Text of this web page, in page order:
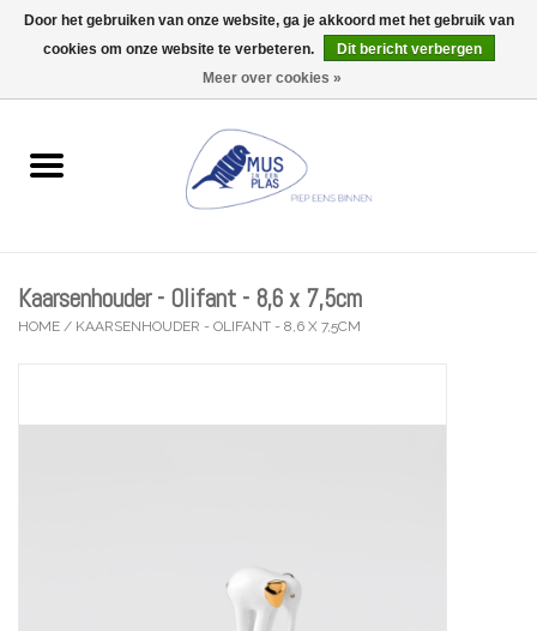
0 Artikelen - €0,00
Wenskaarten
Lifestyle
Kaarsenhouder - Olifant - 8,6 x 7,5cm
HOME / KAARSENHOUDER - OLIFANT - 8,6 X 7,5CM
Door het gebruiken van onze website, ga je akkoord met het gebruik van
cookies om onze website te verbeteren.
Dit bericht verbergen
Meer over cookies »
Wij zijn uitzonderlijk gesloten op Do 13/08